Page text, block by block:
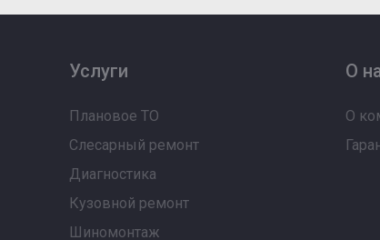
Услуги
Плановое ТО
Слесарный ремонт
Диагностика
Кузовной ремонт
Шиномонтаж
О
О